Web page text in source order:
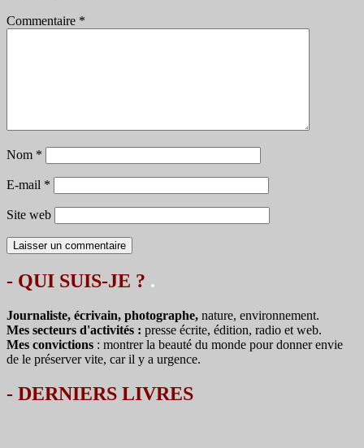
Commentaire *
Nom *
E-mail *
Site web
- QUI SUIS-JE ? .
Journaliste, écrivain, photographe, nature, environnement.
Mes secteurs d'activités : presse écrite, édition, radio et web.
Mes convictions : montrer la beauté du monde pour donner envie
de le préserver vite, car il y a urgence.
- DERNIERS LIVRES